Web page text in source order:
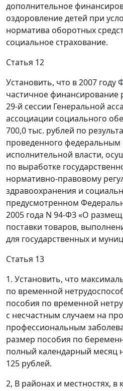
дополнительное
оздоровление детей при
норматива оборотных
социальное страхование.
Статья 12
Установить, что в 2007 году
частичное финансирование
29-й сессии Генеральной
ассоциации социального
700,0 тыс. рублей по
проведенного федеральным
исполнительной власти,
по выработке
нормативно-правовому
здравоохранения и
предусмотренном
2005 года N 94-ФЗ «О
поставки товаров,
для государственных и
Статья 13
1. Установить, что
по временной
пособия по временной
с несчастным случаем на
профессиональным
размер пособия по
полный календарный месяц
125 рублей.
2, В районах и местностях, в